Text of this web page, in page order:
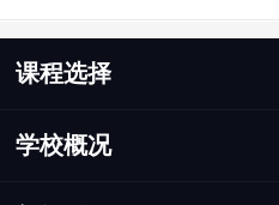
课程选择
学校概况